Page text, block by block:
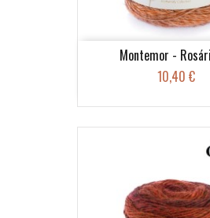
Montemor -
10,40 €